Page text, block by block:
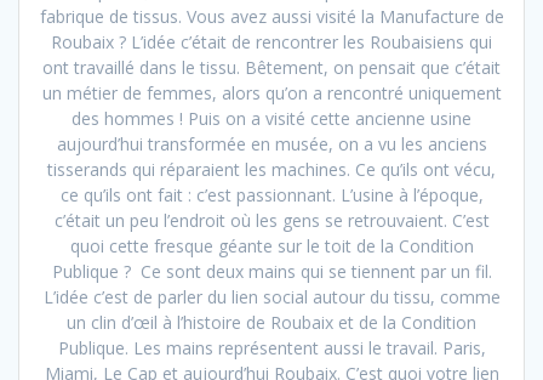
fabrique de tissus. Vous avez aussi visité la Manufacture de
Roubaix ? L’idée c’était de rencontrer les Roubaisiens qui
ont travaillé dans le tissu. Bêtement, on pensait que c’était
un métier de femmes, alors qu’on a rencontré uniquement
des hommes ! Puis on a visité cette ancienne usine
aujourd’hui transformée en musée, on a vu les anciens
tisserands qui réparaient les machines. Ce qu’ils ont vécu,
ce qu’ils ont fait : c’est passionnant. L’usine à l’époque,
c’était un peu l’endroit où les gens se retrouvaient. C’est
quoi cette fresque géante sur le toit de la Condition
Publique ? Ce sont deux mains qui se tiennent par un fil.
L’idée c’est de parler du lien social autour du tissu, comme
un clin d’œil à l’histoire de Roubaix et de la Condition
Publique. Les mains représentent aussi le travail. Paris,
Miami, Le Cap et aujourd’hui Roubaix. C’est quoi votre lien